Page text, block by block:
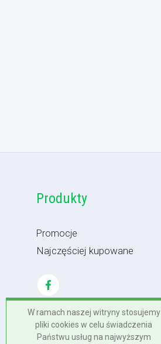
Produkty
Promocje
Najczęściej kupowane
W ramach naszej witryny stosujemy
pliki cookies w celu świadczenia
Państwu usług na najwyższym